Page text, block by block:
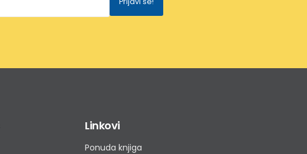
Linkovi
Ponuda knjiga